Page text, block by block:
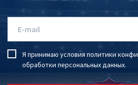
Я принимаю условия политики
обработки персональных данных.